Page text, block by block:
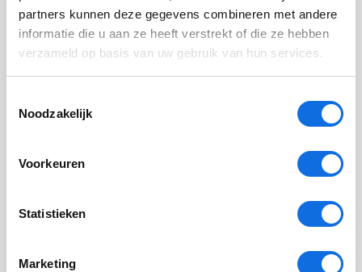
partners kunnen deze gegevens combineren met andere
informatie die u aan ze heeft verstrekt of die ze hebben
verzameld op basis van uw gebruik van hun services.
Noodzakelijk
Voorkeuren
Statistieken
Marketing